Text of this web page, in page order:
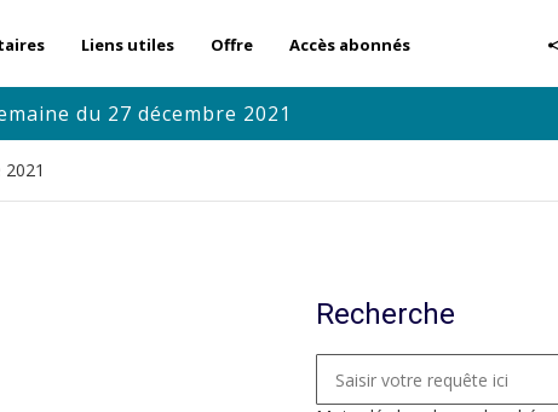
Liens utiles Offre Accès abonnés
du 27 décembre 2021
Recherche